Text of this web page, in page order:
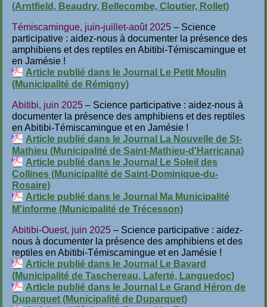
(Arntfield, Beaudry, Bellecombe, Cloutier, Rollet)
Témiscamingue, juin-juillet-août 2025 – Science
participative : aidez-nous à documenter la présence des
amphibiens et des reptiles en Abitibi-Témiscamingue et
en Jamésie !
Article publié dans le Journal Le Petit Moulin
(Municipalité de Rémigny)
Abitibi, juin 2025 – Science participative : aidez-nous à
documenter la présence des amphibiens et des reptiles
en Abitibi-Témiscamingue et en Jamésie !
Article publié dans le Journal La Nouvelle de St-
Mathieu (Municipalité de Saint-Mathieu-d'Harricana)
Article publié dans le Journal Le Soleil des
Collines (Municipalité de Saint-Dominique-du-
Rosaire)
Article publié dans le Journal Ma Municipalité
M'informe (Municipalité de Trécesson)
Abitibi-Ouest, juin 2025 – Science participative : aidez-
nous à documenter la présence des amphibiens et des
reptiles en Abitibi-Témiscamingue et en Jamésie !
Article publié dans le Journal Le Bavard
(Municipalité de Taschereau, Laferté, Languedoc)
Article publié dans le Journal Le Grand Héron de
Duparquet (Municipalité de Duparquet)